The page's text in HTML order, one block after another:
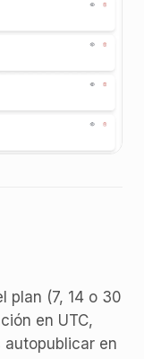
plan (7, 14 o 30
en UTC,
en